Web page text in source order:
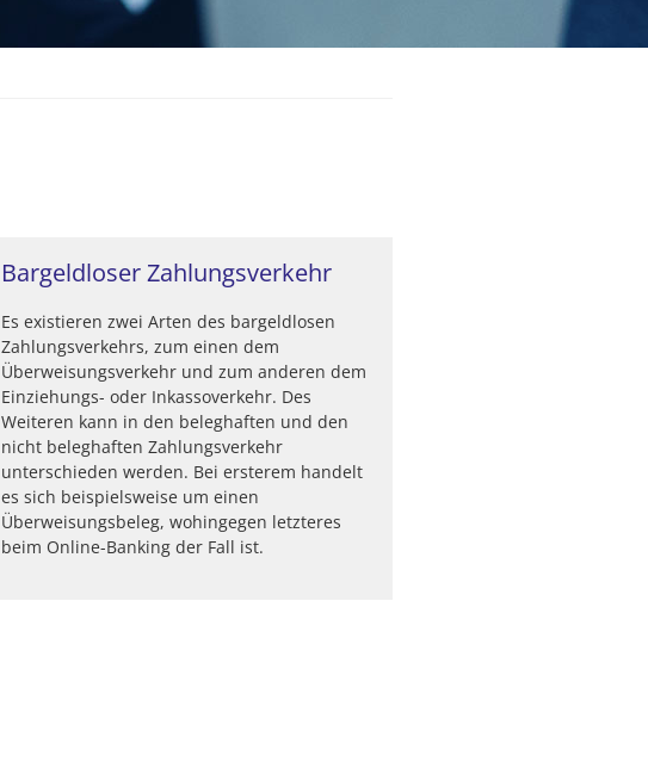
Bargeldloser Zahlungsverkehr
Es existieren zwei Arten des bargeldlosen
Zahlungsverkehrs, zum einen dem
Überweisungsverkehr und zum anderen dem
Einziehungs- oder Inkassoverkehr. Des
Weiteren kann in den beleghaften und den
nicht beleghaften Zahlungsverkehr
unterschieden werden. Bei ersterem handelt
es sich beispielsweise um einen
Überweisungsbeleg, wohingegen letzteres
beim Online-Banking der Fall ist.